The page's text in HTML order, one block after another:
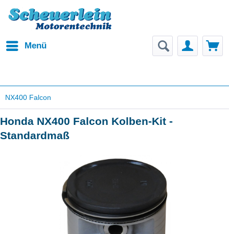
Menü
NX400 Falcon
Honda NX400 Falcon Kolben-Kit -
Standardmaß